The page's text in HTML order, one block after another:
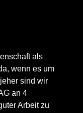
als
wenn es um
sind wir
an 4
Arbeit zu